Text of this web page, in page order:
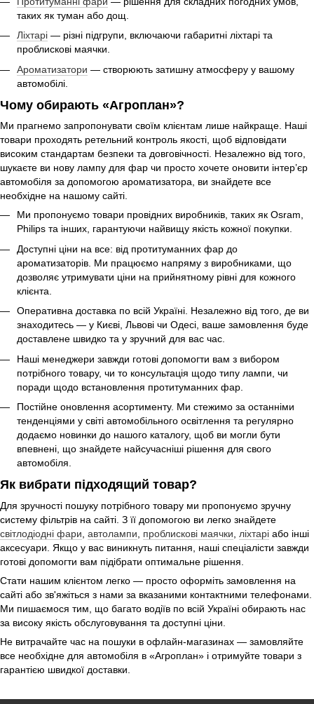
таких як туман або дощ.
Ліхтарі — різні підгрупи, включаючи габаритні ліхтарі та
проблискові маячки.
Ароматизатори — створюють затишну атмосферу у вашому
автомобілі.
Чому обирають «Агроплан»?
Ми прагнемо запропонувати своїм клієнтам лише найкраще. Наші
товари проходять ретельний контроль якості, щоб відповідати
високим стандартам безпеки та довговічності. Незалежно від того,
шукаєте ви нову лампу для фар чи просто хочете оновити інтер’єр
автомобіля за допомогою ароматизатора, ви знайдете все
необхідне на нашому сайті.
Ми пропонуємо товари провідних виробників, таких як Osram,
Philips та інших, гарантуючи найвищу якість кожної покупки.
Доступні ціни на все: від протитуманних фар до
ароматизаторів. Ми працюємо напряму з виробниками, що
дозволяє утримувати ціни на прийнятному рівні для кожного
клієнта.
Оперативна доставка по всій Україні. Незалежно від того, де ви
знаходитесь — у Києві, Львові чи Одесі, ваше замовлення буде
доставлене швидко та у зручний для вас час.
Наші менеджери завжди готові допомогти вам з вибором
потрібного товару, чи то консультація щодо типу лампи, чи
поради щодо встановлення протитуманних фар.
Постійне оновлення асортименту. Ми стежимо за останніми
тенденціями у світі автомобільного освітлення та регулярно
додаємо новинки до нашого каталогу, щоб ви могли бути
впевнені, що знайдете найсучасніші рішення для свого
автомобіля.
Як вибрати підходящий товар?
Для зручності пошуку потрібного товару ми пропонуємо зручну
систему фільтрів на сайті. З її допомогою ви легко знайдете
світлодіодні фари автолампи проблискові маячки ліхтарі або інші
аксесуари. Якщо у вас виникнуть питання, наші спеціалісти завжди
готові допомогти вам підібрати оптимальне рішення.
Стати нашим клієнтом легко — просто оформіть замовлення на
сайті або зв'яжіться з нами за вказаними контактними телефонами.
Ми пишаємося тим, що багато водіїв по всій Україні обирають нас
за високу якість обслуговування та доступні ціни.
Не витрачайте час на пошуки в офлайн-магазинах — замовляйте
все необхідне для автомобіля в «Агроплан» і отримуйте товари з
гарантією швидкої доставки.